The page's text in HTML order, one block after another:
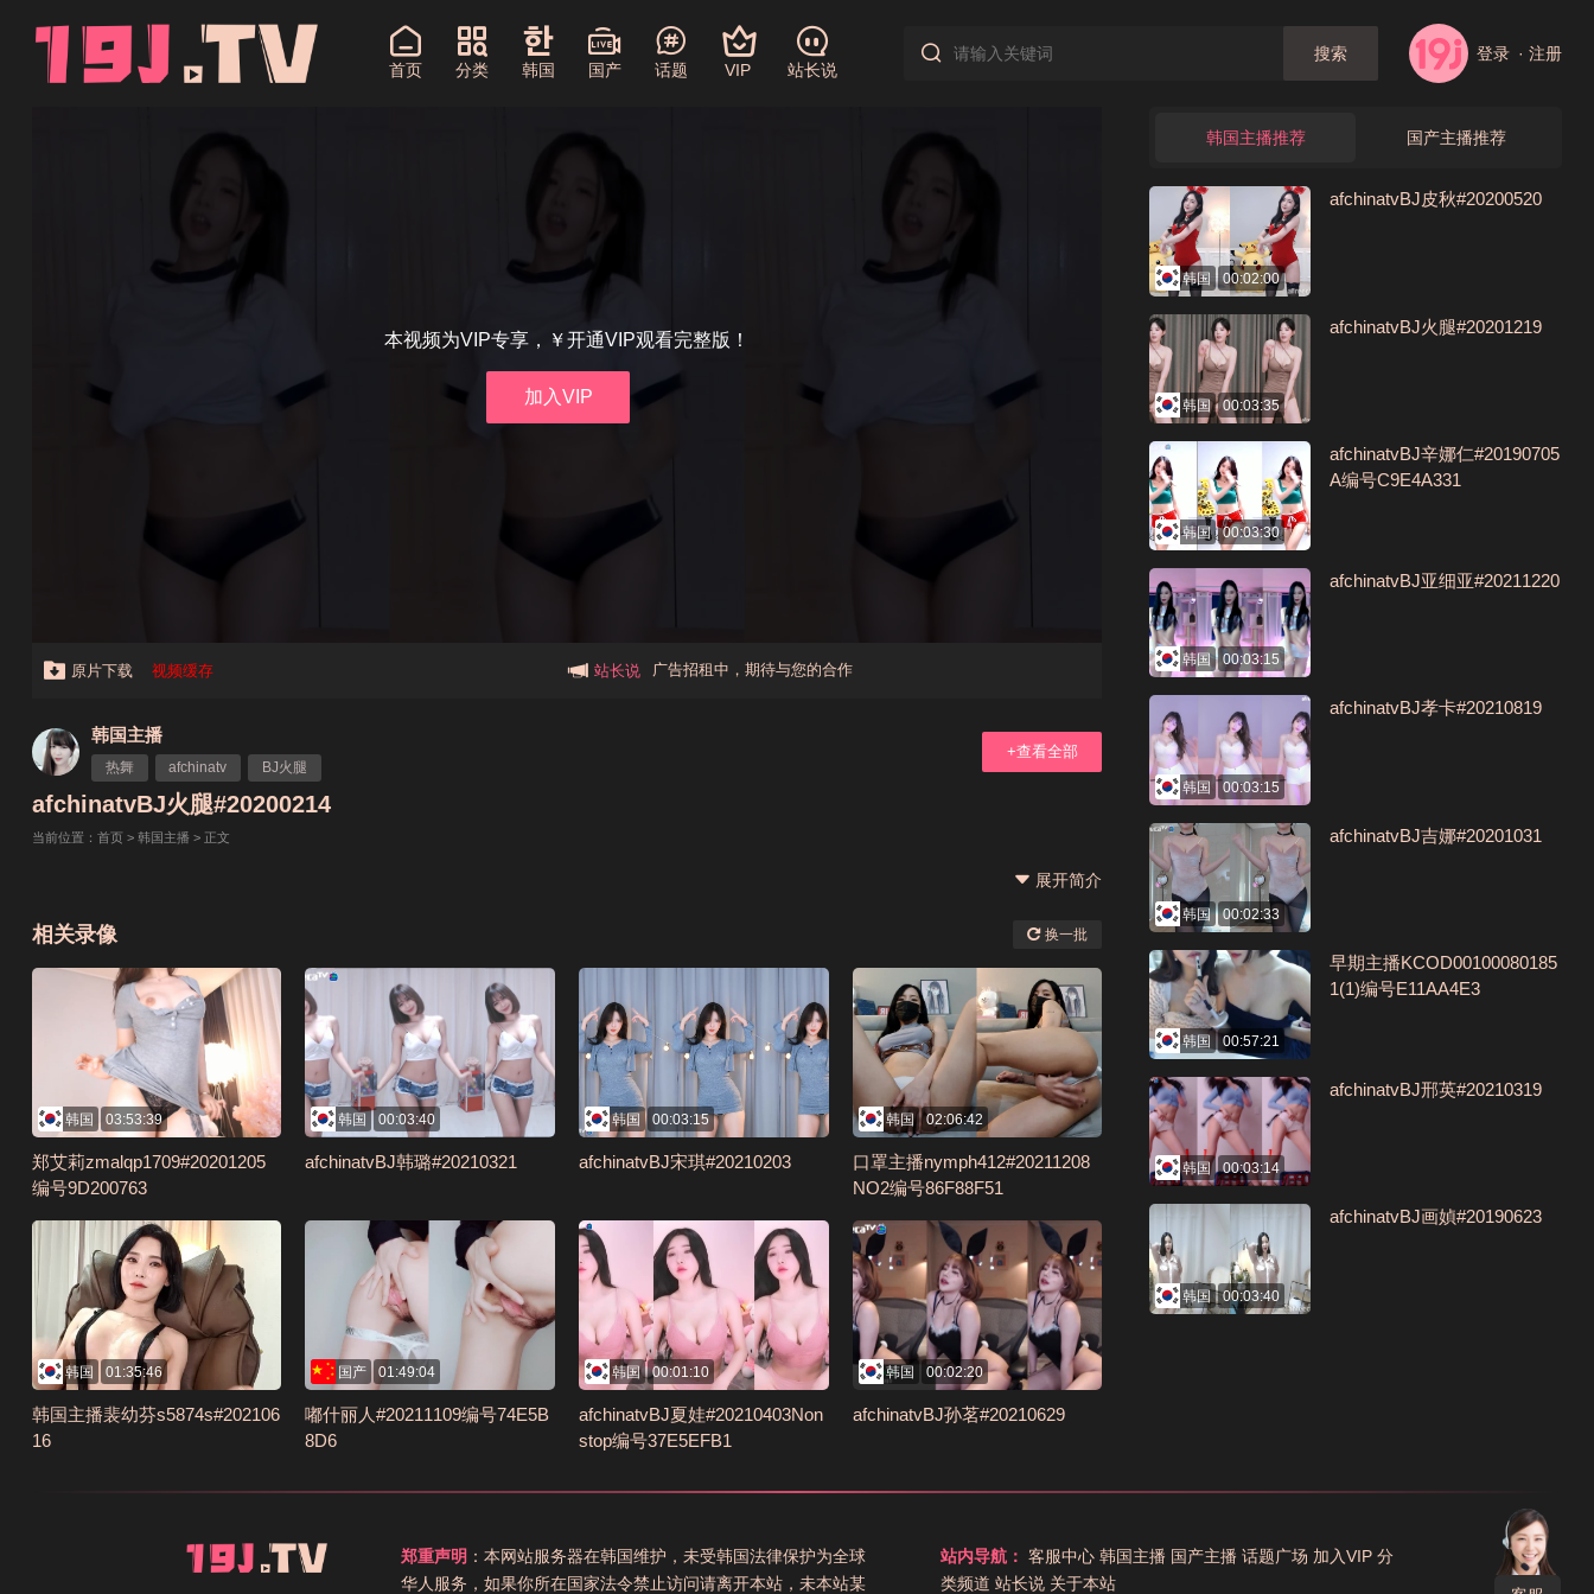
首页 分类 韩国 国产 话题 VIP 站长说
搜索 登录 · 注册
本视频为VIP专享，￥开通VIP观看完整版！
加入VIP
原片下载 视频缓存 站长说 广告招租中，期待与您的合作
韩国主播
热舞 afchinatv BJ火腿
+查看全部
afchinatvBJ火腿#20200214
当前位置： 首页 > 韩国主播 > 正文
展开简介
相关录像 换一批
韩国 03:53:39
郑艾莉zmalqp1709#20201205
编号9D200763
韩国 00:03:40
afchinatvBJ韩璐#20210321
韩国 00:03:15
afchinatvBJ宋琪#20210203
韩国 02:06:42
口罩主播nymph412#20211208
NO2编号86F88F51
韩国 01:35:46
韩国主播裴幼芬s5874s#202106
16
国产 01:49:04
嘟什丽人#20211109编号74E5B
8D6
韩国 00:01:10
afchinatvBJ夏娃#20210403Non
stop编号37E5EFB1
韩国 00:02:20
afchinatvBJ孙茗#20210629
韩国主播推荐 国产主播推荐
韩国 00:02:00
afchinatvBJ皮秋#20200520
韩国 00:03:35
afchinatvBJ火腿#20201219
韩国 00:03:30
afchinatvBJ辛娜仁#20190705
A编号C9E4A331
韩国 00:03:15
afchinatvBJ亚细亚#20211220
韩国 00:03:15
afchinatvBJ孝卡#20210819
韩国 00:02:33
afchinatvBJ吉娜#20201031
韩国 00:57:21
早期主播KCOD00100080185
1(1)编号E11AA4E3
韩国 00:03:14
afchinatvBJ邢英#20210319
韩国 00:03:40
afchinatvBJ画媜#20190623
郑重声明 ：本网站服务器在韩国维护，未受韩国法律保护为全球
华人服务，如果你所在国家法令禁止访问请离开本站，未本站某
站内导航： 客服中心 韩国主播 国产主播 话题广场 加入VIP 分
类频道 站长说 关于本站